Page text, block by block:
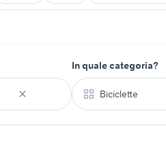
In quale categoria?
Biciclette